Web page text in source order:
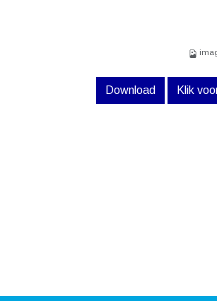
Download Klik